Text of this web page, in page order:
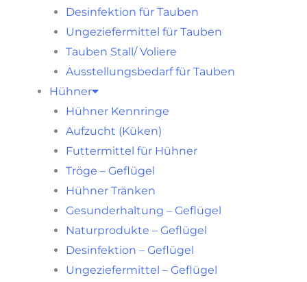
Desinfektion für Tauben
Ungeziefermittel für Tauben
Tauben Stall/ Voliere
Ausstellungsbedarf für Tauben
Hühner
Hühner Kennringe
Aufzucht (Küken)
Futtermittel für Hühner
Tröge – Geflügel
Hühner Tränken
Gesunderhaltung – Geflügel
Naturprodukte – Geflügel
Desinfektion – Geflügel
Ungeziefermittel – Geflügel